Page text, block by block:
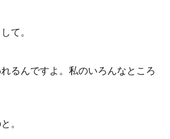
て。
るんですよ。私のいろんなところ
。